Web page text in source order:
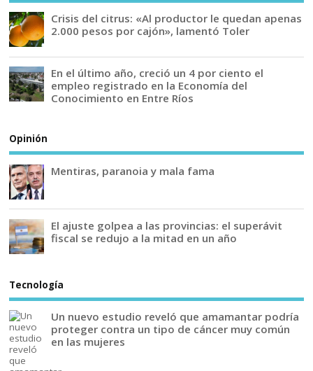
Crisis del citrus: «Al productor le quedan apenas
2.000 pesos por cajón», lamentó Toler
En el último año, creció un 4 por ciento el
empleo registrado en la Economía del
Conocimiento en Entre Ríos
Opinión
Mentiras, paranoia y mala fama
El ajuste golpea a las provincias: el superávit
fiscal se redujo a la mitad en un año
Tecnología
Un nuevo estudio reveló que amamantar podría
proteger contra un tipo de cáncer muy común
en las mujeres